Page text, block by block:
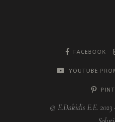
FACEBOOK
YOUTUBE
© E.Dakidis E.E. 2023